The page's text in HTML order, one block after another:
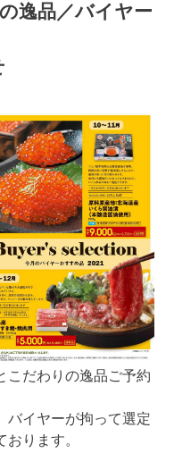
逸品／バイヤー
こだわりの逸品ご予約
バイヤーが拘って選定
ります。